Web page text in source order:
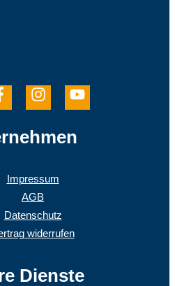
Impressum
AGB
Datenschutz
widerrufen
Dienste